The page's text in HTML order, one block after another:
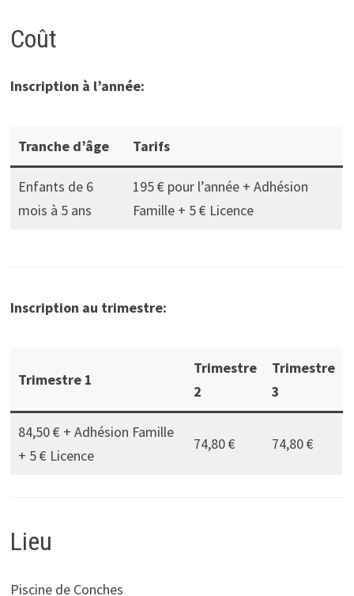
Coût
Inscription à l’année:
Tranche d’âge Tarifs
Enfants de 6
mois à 5 ans
195 € pour l’année + Adhésion
Famille + 5 € Licence
Inscription au trimestre:
Trimestre 1
Trimestre
2
Trimestre
3
84,50 € + Adhésion Famille
+ 5 € Licence
74,80 € 74,80 €
Lieu
Piscine de Conches